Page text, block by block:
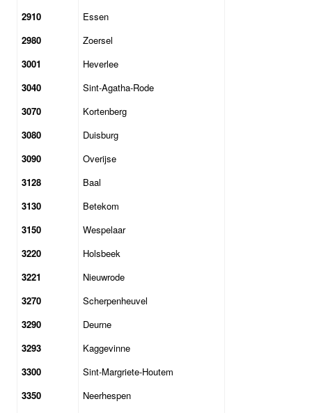
2910
Essen
2980
Zoersel
3001
Heverlee
3040
Sint-Agatha-Rode
3070
Kortenberg
3080
Duisburg
3090
Overijse
3128
Baal
3130
Betekom
3150
Wespelaar
3220
Holsbeek
3221
Nieuwrode
3270
Scherpenheuvel
3290
Deurne
3293
Kaggevinne
3300
Sint-Margriete-Houtem
3350
Neerhespen